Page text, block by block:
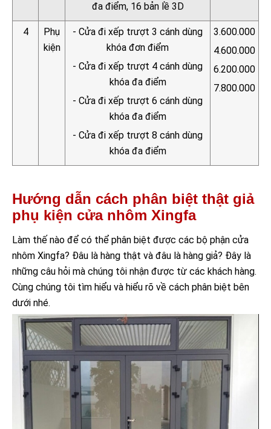
đa điểm, 16 bản lề 3D
4
Phụ
kiện
- Cửa đi xếp trượt 3 cánh dùng
khóa đơn điểm
- Cửa đi xếp trượt 4 cánh dùng
khóa đa điểm
- Cửa đi xếp trượt 6 cánh dùng
khóa đa điểm
- Cửa đi xếp trượt 8 cánh dùng
khóa đa điểm
3.600.000
4.600.000
6.200.000
7.800.000
Hướng dẫn cách phân biệt thật giả
phụ kiện cửa nhôm Xingfa
Làm thế nào để có thể phân biệt được các bộ phận cửa
nhôm Xingfa? Đâu là hàng thật và đâu là hàng giả? Đây là
những câu hỏi mà chúng tôi nhận được từ các khách hàng.
Cùng chúng tôi tìm hiểu và hiểu rõ về cách phân biệt bên
dưới nhé.